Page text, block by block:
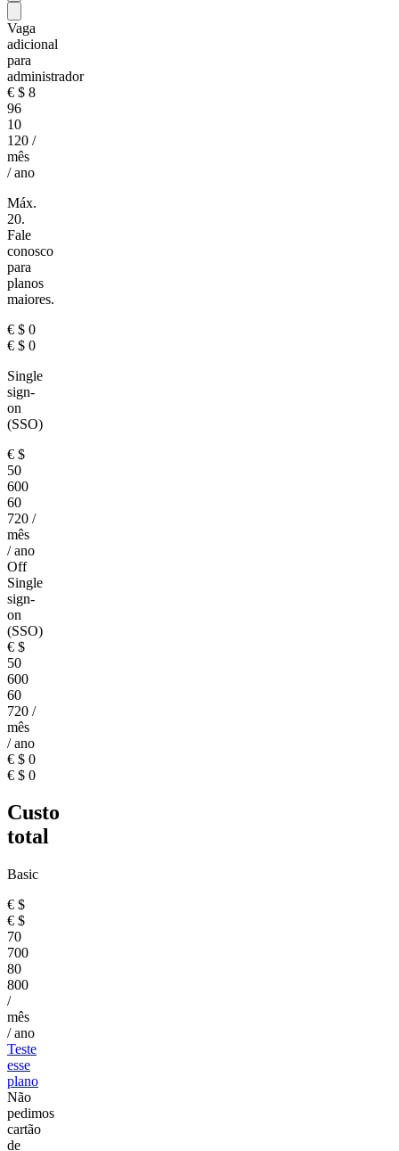
Vaga
adicional
para
administrador
€ $ 8
96
10
120 /
mês
/ ano
Máx.
20.
Fale
conosco
para
planos
maiores.
€ $ 0
€ $ 0
Single
sign-
on
(SSO)
€ $
50
600
60
720 /
mês
/ ano
Off
Single
sign-
on
(SSO)
€ $
50
600
60
720 /
mês
/ ano
€ $ 0
€ $ 0
Custo
total
Basic
€ $
€ $
70
700
80
800
/
mês
/ ano
Teste
esse
plano
Não
pedimos
cartão
de